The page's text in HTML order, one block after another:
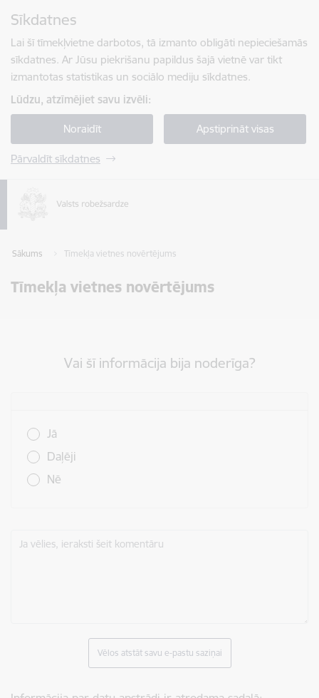
Sīkdatnes
Lai šī tīmekļvietne darbotos, tā izmanto obligāti nepieciešamās
sīkdatnes. Ar Jūsu piekrišanu papildus šajā vietnē var tikt
izmantotas statistikas un sociālo mediju sīkdatnes.
Lūdzu, atzīmējiet savu izvēli:
Noraidīt Apstiprināt visas
Pārvaldīt sīkdatnes
Sākums Tīmekļa vietnes novērtējums
Tīmekļa vietnes novērtējums
Vai šī informācija bija noderīga?
Jā
Daļēji
Nē
Ja vēlies, ieraksti šeit komentāru
Vēlos atstāt savu e-pastu saziņai